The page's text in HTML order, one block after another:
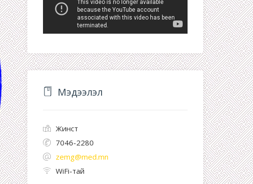
Мэдээлэл
Жинст
7046-2280
zemg@med.mn
WiFi-тай